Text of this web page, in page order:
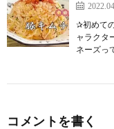
✰初めて
ャラクタ
ネーズっ
コメントを書く